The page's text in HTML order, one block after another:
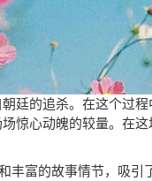
廷的追杀。在这个过
惊心动魄的较量。在
丰富的故事情节，吸